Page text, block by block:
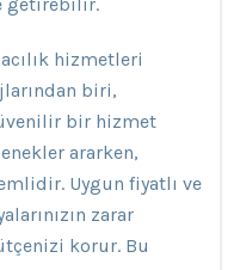
hizmetleri
biri,
bir hizmet
ararken,
Uygun fiyatlı ve
zarar
korur. Bu